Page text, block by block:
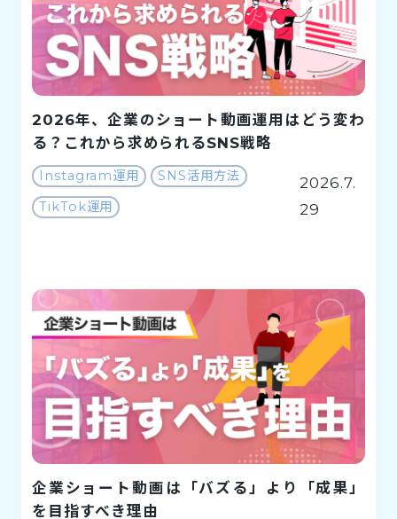
2026年、企業のショート動画運用はどう変わ
る？これから求められるSNS戦略
Instagram運用
SNS活用方法
TikTok運用
2026.7.
29
企業ショート動画は「バズる」より「成果」
を目指すべき理由